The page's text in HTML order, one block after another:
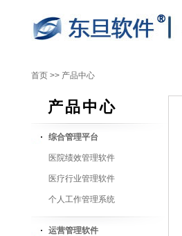
首页 >> 产品中心
产品中心
综合管理平台
医院绩效管理软件
医疗行业管理软件
个人工作管理系统
运营管理软件